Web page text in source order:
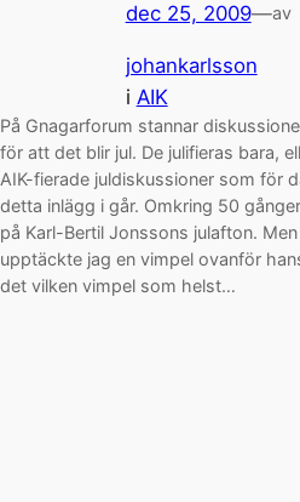
dec 25, 2009—av
johankarlsson
i AIK
På Gnagarforum stannar
för att det blir jul. De julifieras bara,
AIK-fierade juldiskussioner som för
detta inlägg i går. Omkring 50
på Karl-Bertil Jonssons julafton.
upptäckte jag en vimpel ovanför
det vilken vimpel som helst…